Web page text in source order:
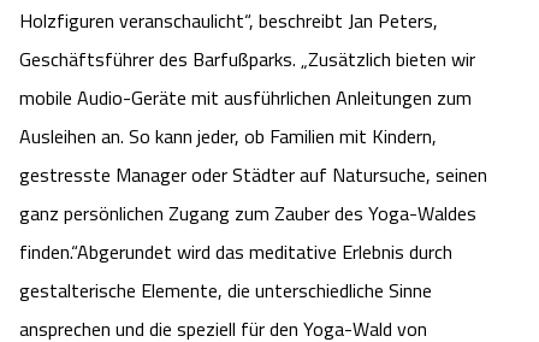
Angebote
Kontakt
Urlaub mit Hund
Landschaftsführungen
Veranstaltungen
Abenteuerland Trampolin-Park
Adventure District Bispingen
Unterkünfte
Ausflugsziele
Holzfiguren veranschaulicht“, beschreibt Jan Peters,
Geschäftsführer des Barfußparks. „Zusätzlich bieten wir
mobile Audio-Geräte mit ausführlichen Anleitungen zum
Ausleihen an. So kann jeder, ob Familien mit Kindern,
gestresste Manager oder Städter auf Natursuche, seinen
ganz persönlichen Zugang zum Zauber des Yoga-Waldes
finden.“Abgerundet wird das meditative Erlebnis durch
gestalterische Elemente, die unterschiedliche Sinne
ansprechen und die speziell für den Yoga-Wald von